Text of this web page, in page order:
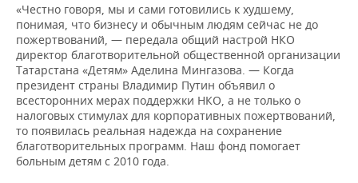
«Честно говоря, мы и сами готовились к худшему,
понимая, что бизнесу и обычным людям сейчас не до
пожертвований, — передала общий настрой НКО
директор благотворительной общественной организации
Татарстана «Детям» Аделина Мингазова. — Когда
президент страны Владимир Путин объявил о
всесторонних мерах поддержки НКО, а не только о
налоговых стимулах для корпоративных пожертвований,
то появилась реальная надежда на сохранение
благотворительных программ. Наш фонд помогает
больным детям с 2010 года.